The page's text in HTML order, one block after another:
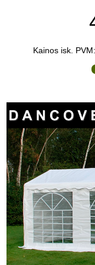
PE pobūvių
pobūvių palapinę.
to, kaip dažnai
PE pobūvių palapinė
retkarčiais
paprastai naudojama
šventėms,
sezoniniams
PVC pobūvių palapinė
reikia tvirtesnio ir
PVC dangos yra
dažniems renginiams,
reikia ilgaamžiškesnės
Rinkitės PE pobūvių
retkarčiais naudoti.
Kainos isk. PVM: